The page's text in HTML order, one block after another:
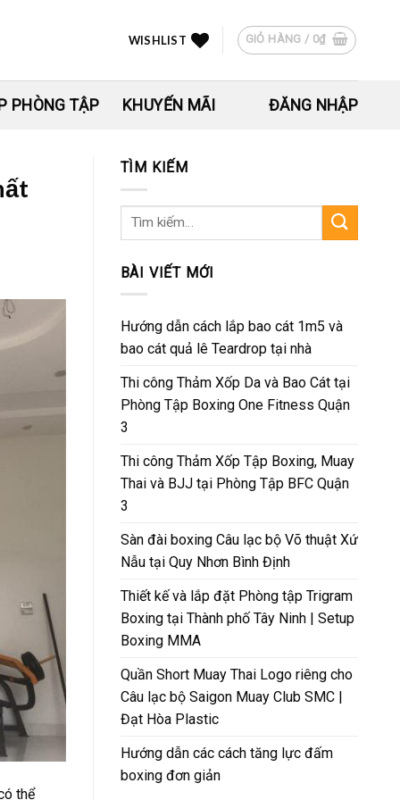
WISHLIST GIỎ HÀNG / 0₫
PHÒNG TẬP KHUYẾN MÃI ĐĂNG NHẬP
thể
TÌM KIẾM
Tìm
BÀI VIẾT MỚI
Hướng dẫn cách lắp bao cát 1m5 và
bao cát quả lê Teardrop tại nhà
Thi công Thảm Xốp Da và Bao Cát tại
Phòng Tập Boxing One Fitness Quận
3
Thi công Thảm Xốp Tập Boxing, Muay
Thai và BJJ tại Phòng Tập BFC Quận
3
Sàn đài boxing Câu lạc bộ Võ thuật Xứ
Nẫu tại Quy Nhơn Bình Định
Thiết kế và lắp đặt Phòng tập Trigram
Boxing tại Thành phố Tây Ninh | Setup
Boxing MMA
Quần Short Muay Thai Logo riêng cho
Câu lạc bộ Saigon Muay Club SMC |
Đạt Hòa Plastic
Hướng dẫn các cách tăng lực đấm
boxing đơn giản